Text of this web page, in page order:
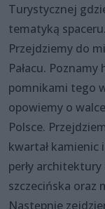
Turystycznej
tematyką spaceru.
Przejdziemy do
Pałacu.
pomnikami tego
opowiemy o
Polsce.
kwartał kamienic
perły
szczecińska oraz
Następnie